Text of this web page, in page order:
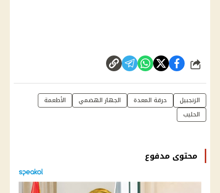
شارك
الزنجبيل حرقة المعدة الجهاز الهضمي
الأطعمة
الحليب
محتوى مدفوع